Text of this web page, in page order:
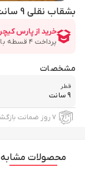
بشقاب نقلی 9 سانت گلبهی
مشخصات
قطر
9 سانت
۷ روز ضمانت بازگشت کالا
محصولات مشابه